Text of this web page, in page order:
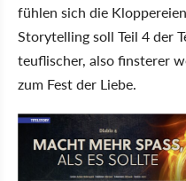
fühlen sich die
Storytelling soll Teil 4 der
teuflischer, also finsterer
zum Fest der Liebe.